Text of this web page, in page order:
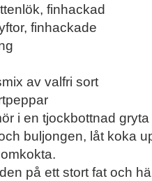
finhackad
finhackade
av valfri sort
i en tjockbottnad
buljongen, låt koka
på ett stort fat och